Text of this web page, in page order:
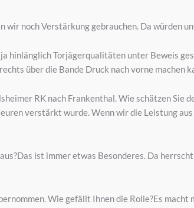
noch Verstärkung gebrauchen. Da würden
ja hinlänglich Torjägerqualitäten unter Beweis
über die Bande Druck nach vorne machen
RK nach Frankenthal. Wie schätzen Sie
verstärkt wurde. Wenn wir die Leistung
ist immer etwas Besonderes. Da
Wie gefällt Ihnen die Rolle?Es